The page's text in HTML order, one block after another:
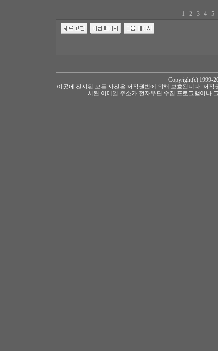
1 2 3 4 5
Copyright(c) 1999-
이곳에 전시된 모든 사진은 저작권법에 의해 보호됩니다. 저
시된 이메일 주소가 전자우편 수집 프로그램이나